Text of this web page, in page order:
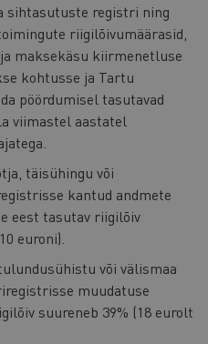
sihtasutuste registri ning
riigilõivumäärasid,
maksekäsu kiirmenetluse
kohtusse ja Tartu
pöördumisel tasutavad
viimastel aastatel
täisühingu või
kantud andmete
eest tasutav riigilõiv
euroni).
või välismaa
muudatuse
suureneb 39% (18 eurolt